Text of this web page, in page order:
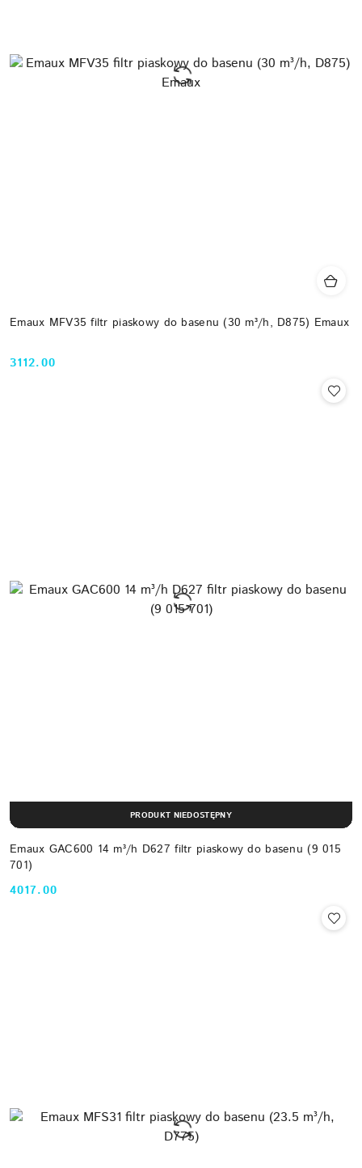
Emaux MFV35 filtr piaskowy do basenu (30 m³/h, D875) Emaux
Cena:
3112.00
Emaux GAC600 14 m³/h D627 filtr piaskowy do basenu (9 015
701)
Cena:
4017.00
PRODUKT NIEDOSTĘPNY